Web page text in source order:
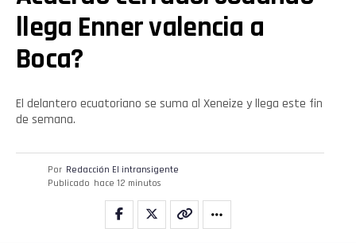
llega Enner valencia a
Boca?
El delantero ecuatoriano se suma al Xeneize y llega este fin
de semana.
Por Redacción El intransigente
Publicado hace 12 minutos